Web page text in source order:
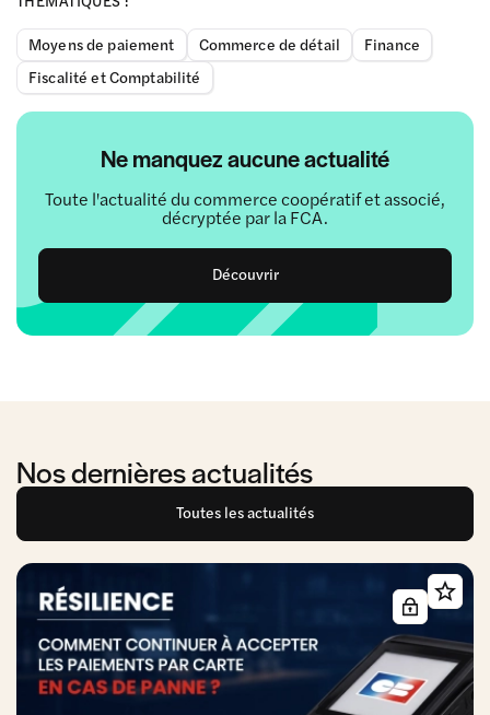
Moyens de paiement
Commerce de détail
Finance
Fiscalité et Comptabilité
Ne manquez aucune actualité
Toute l'actualité du commerce coopératif et associé,
décryptée par la FCA.
Découvrir
Nos dernières actualités
Toutes les actualités